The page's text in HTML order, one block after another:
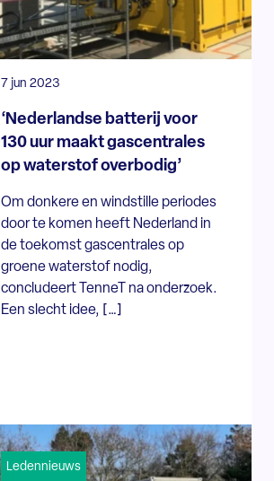
7 jun 2023
‘Nederlandse batterij voor
130 uur maakt gascentrales
op waterstof overbodig’
Om donkere en windstille periodes
door te komen heeft Nederland in
de toekomst gascentrales op
groene waterstof nodig,
concludeert TenneT na onderzoek.
Een slecht idee, […]
Ledennieuws